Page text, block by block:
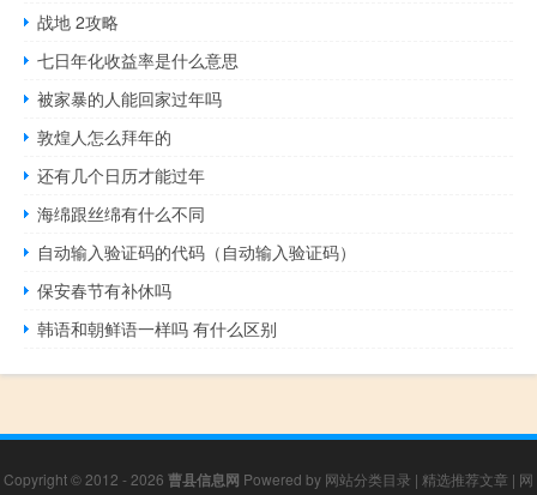
战地 2攻略
七日年化收益率是什么意思
被家暴的人能回家过年吗
敦煌人怎么拜年的
还有几个日历才能过年
海绵跟丝绵有什么不同
自动输入验证码的代码（自动输入验证码）
保安春节有补休吗
韩语和朝鲜语一样吗 有什么区别
Copyright © 2012 - 2026 曹县信息网 Powered by 网站分类目录 | 精选推荐文章 | 网